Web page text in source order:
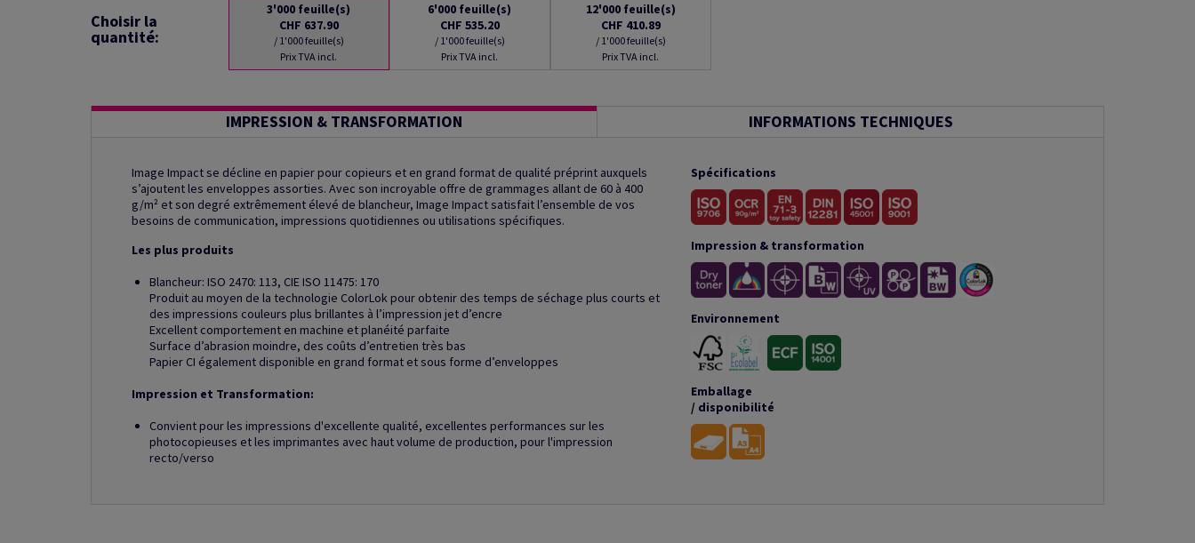
Choisir la
quantité:
3'000 feuille(s)
CHF 637.90
/ 1'000 feuille(s)
Prix TVA incl.
6'000 feuille(s)
CHF 535.20
/ 1'000 feuille(s)
Prix TVA incl.
12'000 feuille(s)
CHF 410.89
/ 1'000 feuille(s)
Prix TVA incl.
IMPRESSION & TRANSFORMATION INFORMATIONS TECHNIQUES
Image Impact se décline en papier pour copieurs et en grand format de qualité préprint auxquels
s’ajoutent les enveloppes assorties. Avec son incroyable offre de grammages allant de 60 à 400
g/m² et son degré extrêmement élevé de blancheur, Image Impact satisfait l’ensemble de vos
besoins de communication, impressions quotidiennes ou utilisations spécifiques.
Les plus produits
Blancheur: ISO 2470: 113, CIE ISO 11475: 170
Produit au moyen de la technologie ColorLok pour obtenir des temps de séchage plus courts et
des impressions couleurs plus brillantes à l’impression jet d’encre
Excellent comportement en machine et planéité parfaite
Surface d’abrasion moindre, des coûts d’entretien très bas
Papier CI également disponible en grand format et sous forme d’enveloppes
Impression et Transformation:
Convient pour les impressions d'excellente qualité, excellentes performances sur les
photocopieuses et les imprimantes avec haut volume de production, pour l'impression
recto/verso
Spécifications
Impression & transformation
Environnement
Emballage
/ disponibilité